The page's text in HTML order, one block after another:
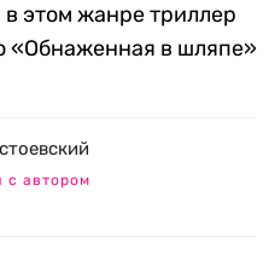
в этом жанретриллер
«Обнаженная в шляпе»
с автором